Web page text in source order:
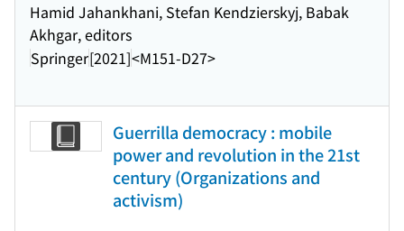
Hamid Jahankhani, Stefan Kendzierskyj, Babak
Akhgar, editors
Springer[2021]<M151-D27>
Guerrilla democracy : mobile
power and revolution in the 21st
century (Organizations and
activism)